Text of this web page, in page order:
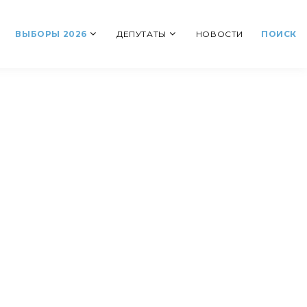
ВЫБОРЫ 2026 ДЕПУТАТЫ НОВОСТИ ПОИСК